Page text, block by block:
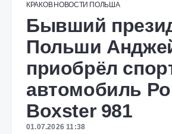
КРАКОВ НОВОСТИ ПОЛЬША
Бывший
Польши
приобрёл
автомобиль
Boxster 981
01.07.2026 11:38